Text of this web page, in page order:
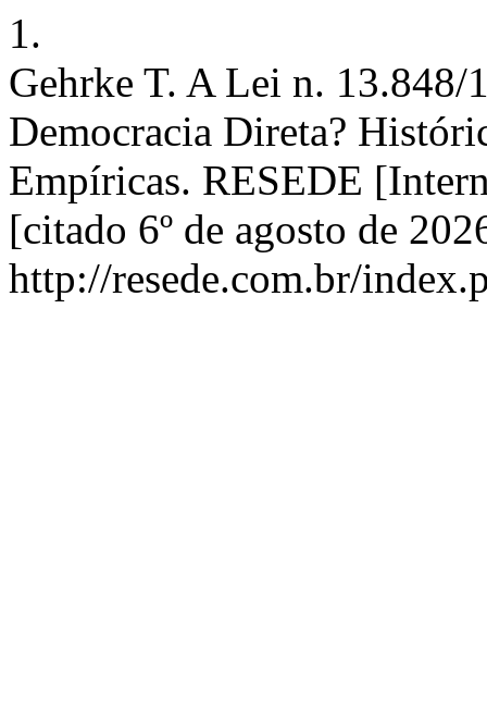
1.
Gehrke T. A Lei n. 13.848/
Democracia Direta?
Empíricas. RESEDE
[citado 6º de agosto de
http://resede.com.br/